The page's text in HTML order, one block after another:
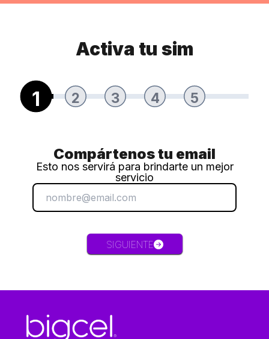
Activa tu sim
1 2 3 4 5
Compártenos tu email
Esto nos servirá para brindarte un mejor
servicio
SIGUIENTE